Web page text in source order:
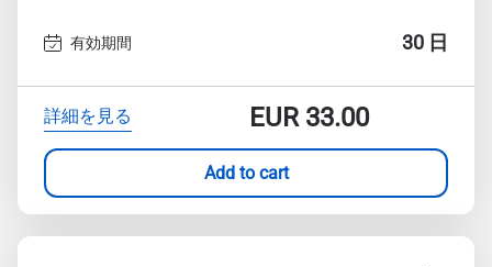
有効期間 30 日
詳細を見る EUR33.00
Add to cart